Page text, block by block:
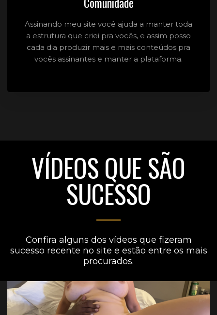
Assinando meu site você ajuda a manter toda
a estrutura que criei pra vocês, e assim posso
cada dia produzir mais e mais conteúdos pra
vocês assinantes e manter a plataforma.
VÍDEOS QUE SÃO
SUCESSO
Confira alguns dos vídeos que fizeram
sucesso recente no site e estão entre os mais
procurados.